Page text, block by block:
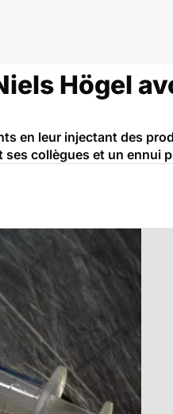
Högel
en leur injectant des
collègues et un ennui